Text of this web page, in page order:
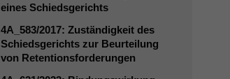
eines Schiedsgerichts
4A_583/2017: Zuständigkeit des
Schiedsgerichts zur Beurteilung
von Retentionsforderungen